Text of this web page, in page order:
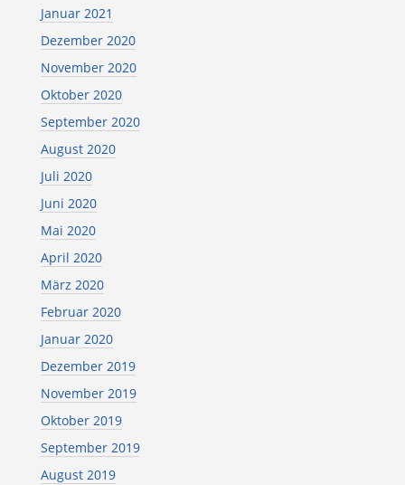
Januar 2021
Dezember 2020
November 2020
Oktober 2020
September 2020
August 2020
Juli 2020
Juni 2020
Mai 2020
April 2020
März 2020
Februar 2020
Januar 2020
Dezember 2019
November 2019
Oktober 2019
September 2019
August 2019